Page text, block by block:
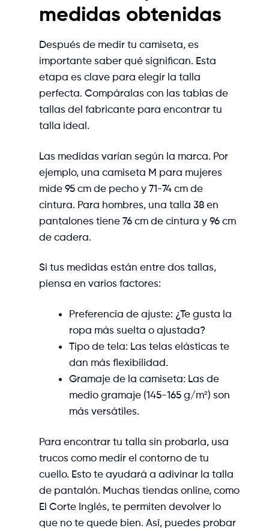
medidas obtenidas
Después de medir tu camiseta, es
importante saber qué significan. Esta
etapa es clave para elegir la talla
perfecta. Compáralas con las tablas de
tallas del fabricante para encontrar tu
talla ideal.
Las medidas varían según la marca. Por
ejemplo, una camiseta M para mujeres
mide 95 cm de pecho y 71-74 cm de
cintura. Para hombres, una talla 38 en
pantalones tiene 76 cm de cintura y 96 cm
de cadera.
Si tus medidas están entre dos tallas,
piensa en varios factores:
Preferencia de ajuste: ¿Te gusta la
ropa más suelta o ajustada?
Tipo de tela: Las telas elásticas te
dan más flexibilidad.
Gramaje de la camiseta: Las de
medio gramaje (145-165 g/m²) son
más versátiles.
Para encontrar tu talla sin probarla, usa
trucos como medir el contorno de tu
cuello. Esto te ayudará a adivinar la talla
de pantalón. Muchas tiendas online, como
El Corte Inglés, te permiten devolver lo
que no te quede bien. Así, puedes probar